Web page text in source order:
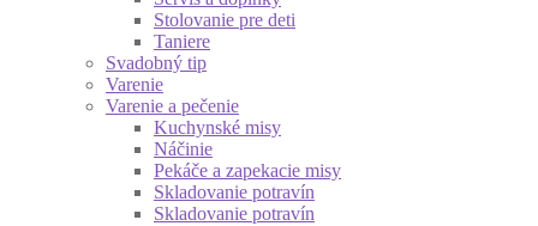
Stolovanie pre deti
Taniere
Svadobný tip
Varenie
Varenie a pečenie
Kuchynské misy
Náčinie
Pekáče a zapekacie misy
Skladovanie potravín
Skladovanie potravín